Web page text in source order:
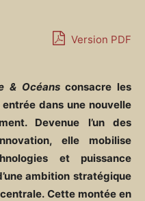
Version PDF
& Océansconsacre les
dans une nouvelle
Devenue l’un des
elle mobilise
et puissance
ambition stratégique
Cette montée en